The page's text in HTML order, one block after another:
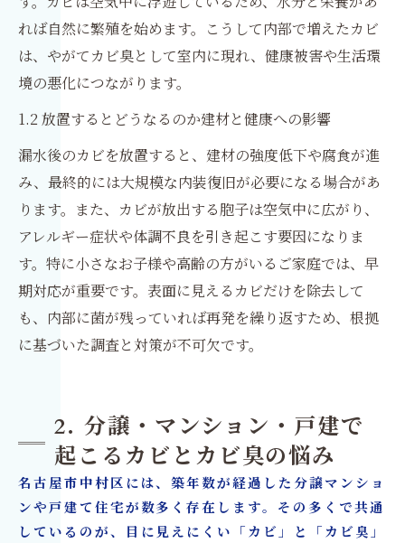
れば自然に繁殖を始めます。こうして内部で増えたカビ
は、やがてカビ臭として室内に現れ、健康被害や生活環
境の悪化につながります。
1.2 放置するとどうなるのか建材と健康への影響
漏水後のカビを放置すると、建材の強度低下や腐食が進
み、最終的には大規模な内装復旧が必要になる場合があ
ります。また、カビが放出する胞子は空気中に広がり、
アレルギー症状や体調不良を引き起こす要因になりま
す。特に小さなお子様や高齢の方がいるご家庭では、早
期対応が重要です。表面に見えるカビだけを除去して
も、内部に菌が残っていれば再発を繰り返すため、根拠
に基づいた調査と対策が不可欠です。
2. 分譲・マンション・戸建で
起こるカビとカビ臭の悩み
名古屋市中村区には、築年数が経過した分譲マンショ
ンや戸建て住宅が数多く存在します。その多くで共通
しているのが、目に見えにくい「カビ」と「カビ臭」